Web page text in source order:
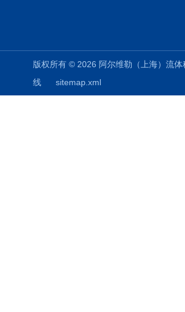
版权所有 © 2026 阿尔维勒（上海）流
线
sitemap.xml